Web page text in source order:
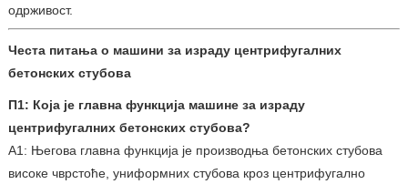
одрживост.
Честа питања о машини за израду центрифугалних
бетонских стубова
П1: Која је главна функција машине за израду
центрифугалних бетонских стубова?
А1: Његова главна функција је производња бетонских стубова
високе чврстоће, униформних стубова кроз центрифугално